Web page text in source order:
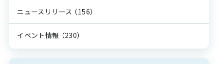
ニュースリリース （156）
イベント情報 （230）